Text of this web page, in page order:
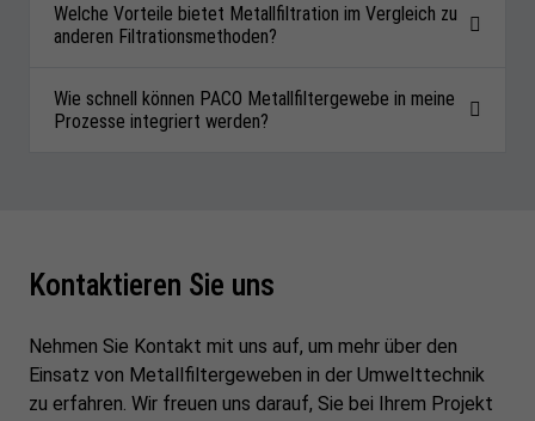
Welche Vorteile bietet Metallfiltration im Vergleich zu
anderen Filtrationsmethoden?
Wie schnell können PACO Metallfiltergewebe in meine
Prozesse integriert werden?
Kontaktieren Sie uns
Nehmen Sie Kontakt mit uns auf, um mehr über den
Einsatz von Metallfiltergeweben in der Umwelttechnik
zu erfahren. Wir freuen uns darauf, Sie bei Ihrem Projekt